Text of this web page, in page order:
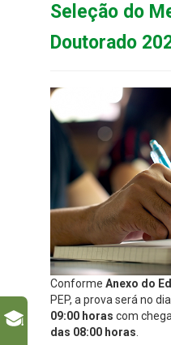
Seleção do
Doutorado
Conforme Anexo do
PEP, a prova será no dia
09:00 horas com
das 08:00 horas.